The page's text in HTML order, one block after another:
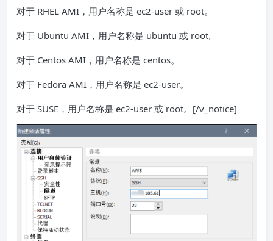
对于 RHEL AMI，用户名称是 ec2-user 或 root。
对于 Ubuntu AMI，用户名称是 ubuntu 或 root。
对于 Centos AMI，用户名称是 centos。
对于 Fedora AMI，用户名称是 ec2-user。
对于 SUSE，用户名称是 ec2-user 或 root。[/v_notice]